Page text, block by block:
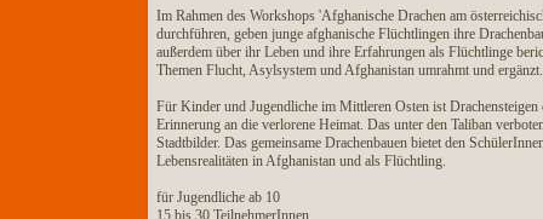
Im Rahmen des Workshops 'Afghanische Drachen am
durchführen, geben junge afghanische Flüchtlingen ihre
außerdem über ihr Leben und ihre Erfahrungen als Flüchtlinge
Themen Flucht, Asylsystem und Afghanistan umrahmt und ergänzt.
Für Kinder und Jugendliche im Mittleren Osten ist
Erinnerung an die verlorene Heimat. Das unter den Taliban
Stadtbilder. Das gemeinsame Drachenbauen bietet den
Lebensrealitäten in Afghanistan und als Flüchtling.
für Jugendliche ab 10
15 bis 30 TeilnehmerInnen